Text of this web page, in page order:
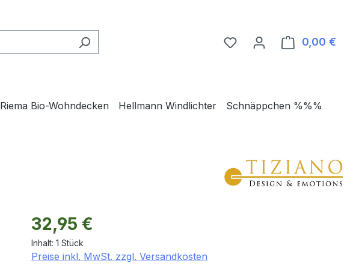
0,00 €
Riema Bio-Wohndecken Hellmann Windlichter Schnäppchen %%%
Regulärer Preis:
32,95 €
Inhalt: 1 Stück
Preise inkl. MwSt. zzgl. Versandkosten